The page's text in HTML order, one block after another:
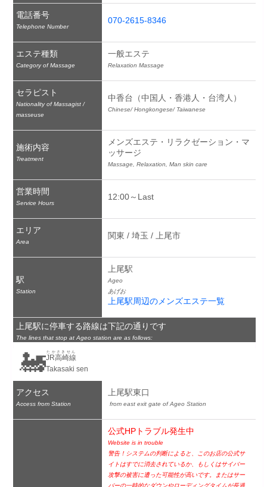
電話番号
Telephone Number
070-2615-8346
エステ種類
Category of Massage
一般エステ
Relaxation Massage
セラピスト
Nationality of Massagist /
masseuse
中香台（中国人・香港人・台湾人）
Chinese/ Hongkongese/ Taiwanese
施術内容
Treatment
メンズエステ・リラクゼーション・マ
ッサージ
Massage, Relaxation, Man skin care
営業時間
Service Hours
12:00～Last
エリア
Area
関東 / 埼玉 / 上尾市
駅
Station
上尾駅
Ageo
あげお
上尾駅周辺のメンズエステ一覧
上尾駅に停車する路線は下記の通りです
The lines that stop at Ageo station are as follows:
🚂JR高崎線
たかさきせん
Takasaki sen
アクセス
Access from Station
上尾駅東口
from east exit gate of Ageo Station
公式HPトラブル発生中
Website is in trouble
警告！システムの判断によると、このお店の公式サ
イトはすでに消去されているか、もしくはサイバー
攻撃の被害に遭った可能性が高いです。またはサー
バーの一時的なダウンやローディングタイムが長過